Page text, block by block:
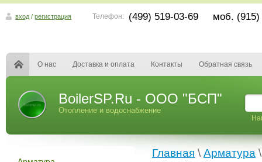
вход / регистрация Телефон: (499) 519-03-69 моб. (915)
О нас Доставка и оплата Контакты Обратная связь
BoilerSP.Ru - ООО "БСП"
Отопление и водоснабжение
Главная \ Арматура